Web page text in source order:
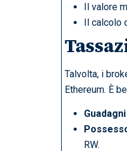
Il valore
Il calcolo
Talvolta, i
Ethereum. È
RW.